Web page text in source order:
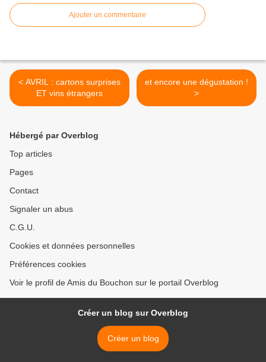
Ajouter un commentaire
< AVRIL : cartons surprises
ET vins étrangers
et encore une dégustation !
>
Hébergé par Overblog
Top articles
Pages
Contact
Signaler un abus
C.G.U.
Cookies et données personnelles
Préférences cookies
Voir le profil de Amis du Bouchon sur le portail Overblog
Créer un blog sur Overblog
Créer un blog